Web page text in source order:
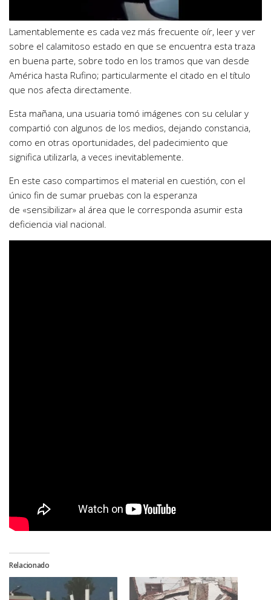
Lamentablemente es cada vez más frecuente oír, leer y ver
sobre el calamitoso estado en que se encuentra esta traza
en buena parte, sobre todo en los tramos que van desde
América hasta Rufino; particularmente el citado en el título
que nos afecta directamente.
Esta mañana, una usuaria tomó imágenes con su celular y
compartió con algunos de los medios, dejando constancia,
como en otras oportunidades, del padecimiento que
significa utilizarla, a veces inevitablemente.
En este caso compartimos el material en cuestión, con el
único fin de sumar pruebas con la esperanza
de «sensibilizar» al área que le corresponda asumir esta
deficiencia vial nacional.
Relacionado